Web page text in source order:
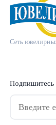
Сеть
Подпишитесь